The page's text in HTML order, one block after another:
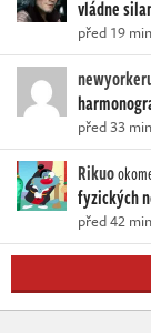
vládne
před 19
před 33
Rikuo
fyzických
před 42